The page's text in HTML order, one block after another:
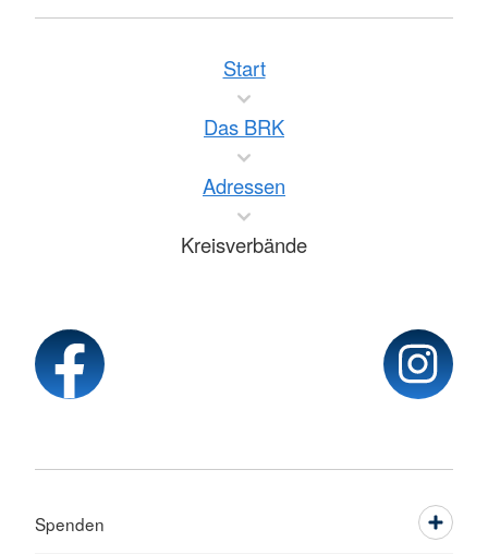
Start
Das BRK
Adressen
Kreisverbände
Spenden